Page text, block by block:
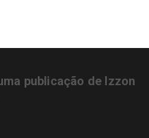
publicação de Izzon